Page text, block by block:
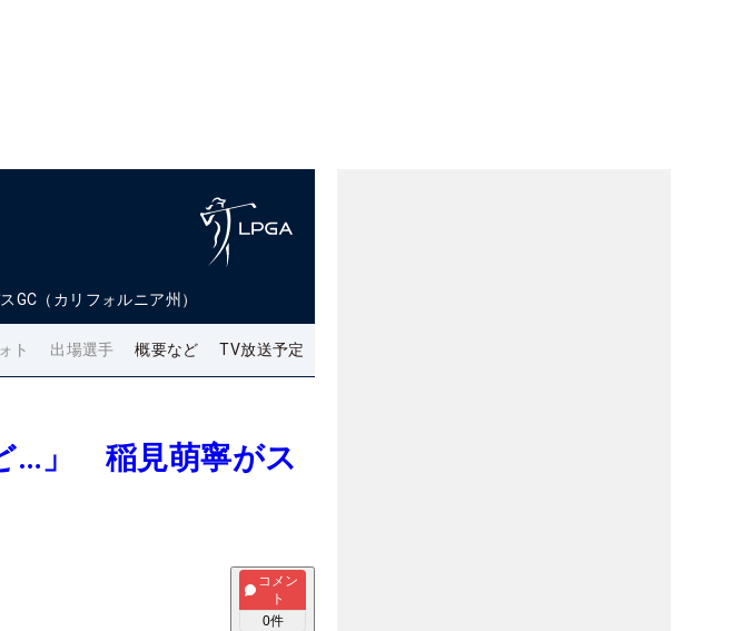
GC（カリフォルニア州）
ト 出場選手 概要など TV放送予定
…」 稲見萌寧がス
コメン
ト
0件